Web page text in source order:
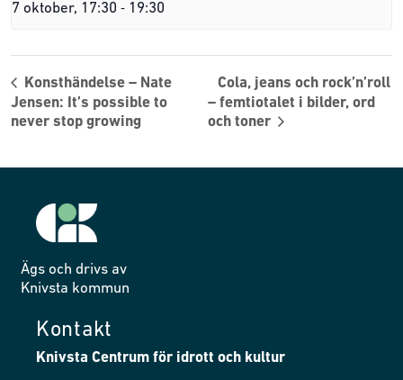
7 oktober, 17:30 - 19:30
Konsthändelse – Nate
Jensen: It’s possible to
never stop growing
Cola, jeans och rock’n’roll
– femtiotalet i bilder, ord
och toner
Ägs och drivs av
Knivsta kommun
Kontakt
Knivsta Centrum för idrott och kultur